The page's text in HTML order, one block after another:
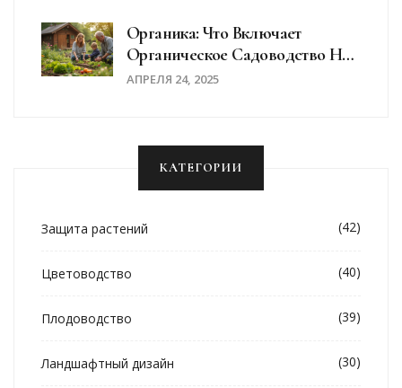
Органика: Что Включает
Органическое Садоводство На
Практике
АПРЕЛЯ 24, 2025
КАТЕГОРИИ
Защита растений (42)
Цветоводство (40)
Плодоводство (39)
Ландшафтный дизайн (30)